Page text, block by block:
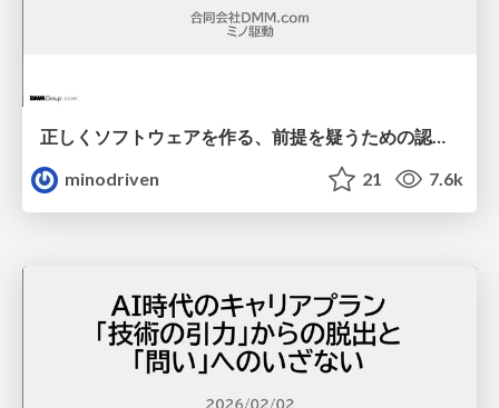
正しくソフトウェアを作る、前提を疑うための認知の視点 / doubt-premise
minodriven
21 7.6k